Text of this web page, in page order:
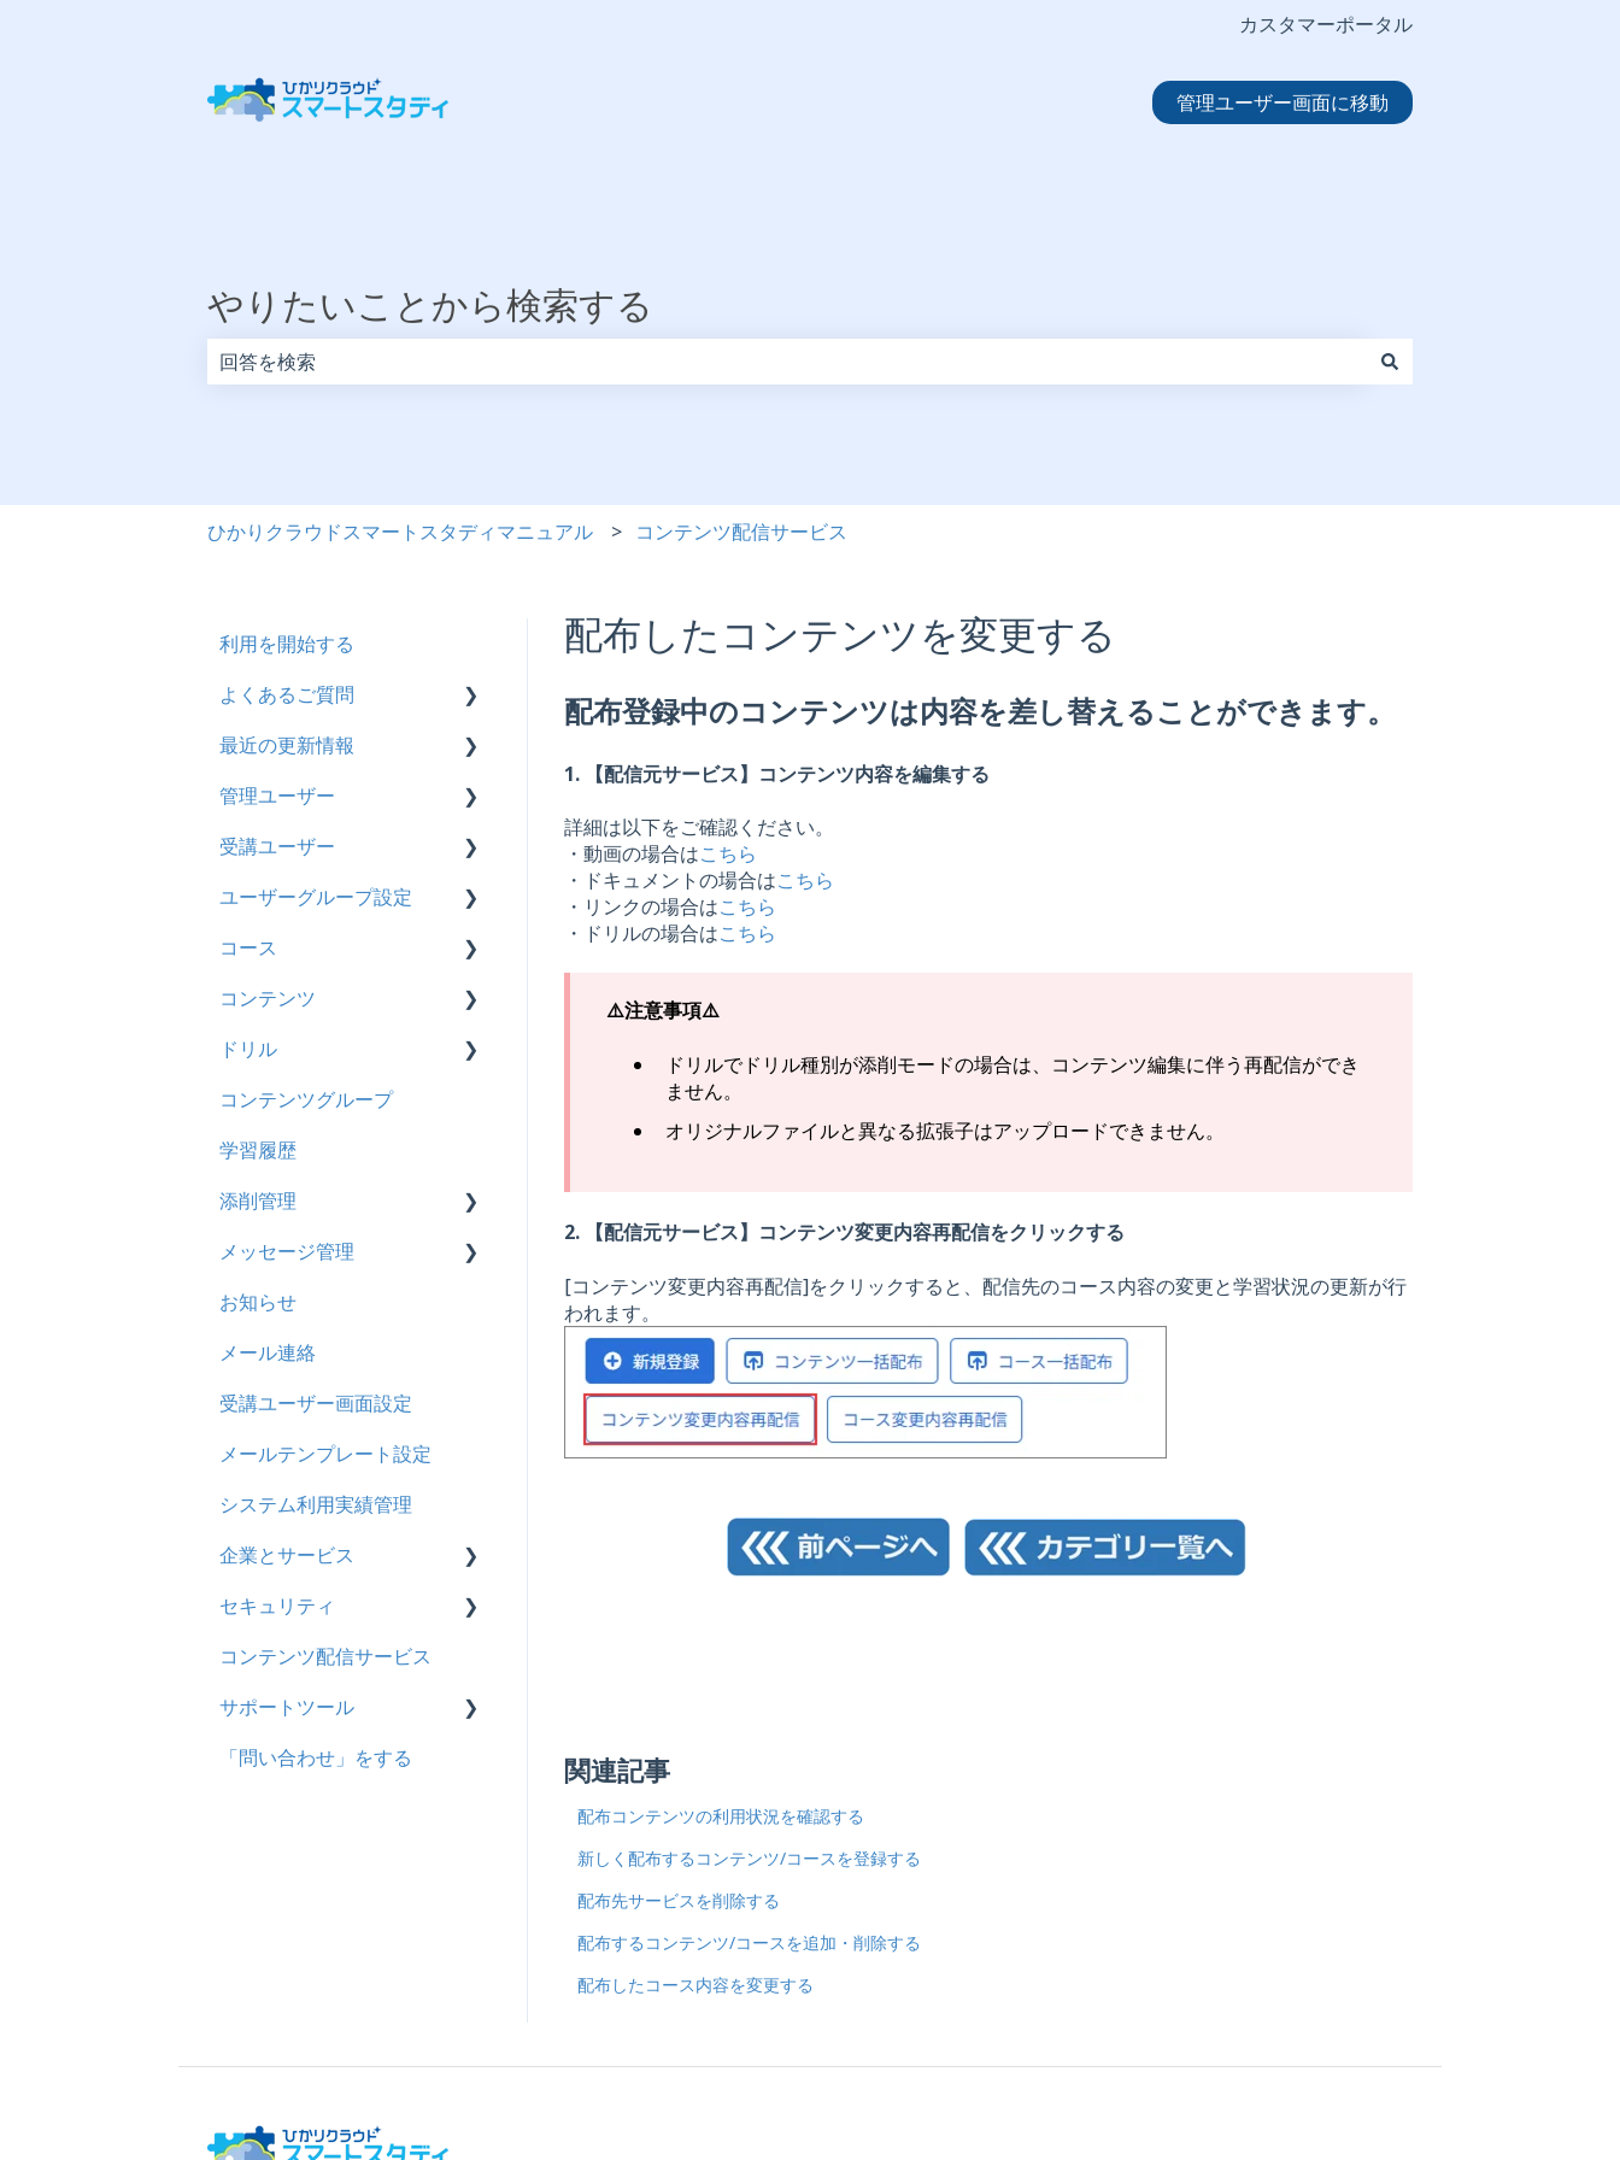
カスタマーポータル
管理ユーザー画面に移動
やりたいことから検索する
ひかりクラウドスマートスタディマニュアル コンテンツ配信サービス
配布したコンテンツを変更する
配布登録中のコンテンツは内容を差し替えることができます。
1. 【配信元サービス】コンテンツ内容を編集する
詳細は以下をご確認ください。
・動画の場合はこちら
・ドキュメントの場合はこちら
・リンクの場合はこちら
・ドリルの場合はこちら
⚠️注意事項⚠️
ドリルでドリル種別が添削モードの場合は、コンテンツ編集に伴う再配信ができ
ません。
オリジナルファイルと異なる拡張子はアップロードできません。
2. 【配信元サービス】コンテンツ変更内容再配信をクリックする
[コンテンツ変更内容再配信]をクリックすると、配信先のコース内容の変更と学習状況の更新が行
われます。
関連記事
配布コンテンツの利用状況を確認する
新しく配布するコンテンツ/コースを登録する
配布先サービスを削除する
配布するコンテンツ/コースを追加・削除する
配布したコース内容を変更する
利用を開始する
よくあるご質問
契約
トライアル
カスタマイズ
インターネット・セキュリ
ザー
履歴
コンテンツ
CSV
ドキュメント
ビデオ
ドリル
メール
メッセージ
お知らせ
多言語変換
助成金
最近の更新情報
2026年8月アップデート
2026年2月アップデート
2025年10月アップデート
2025年9月アップデート
2025年3月アップデート
2024年12月アップデート
2024年8月アップデート
2024年5月アップデート
2023年12月アップデート
2023年11月アップデート
2023年8月アップデート
2023年4月アップデート
管理ユーザー
管理ユーザーの統合につい
受講ユーザー
基本操作
【新レイアウト】受講ユー
編集について
ユーザーグループ設定
【新レイアウト】ユーザー
グループ設定
コース
基本操作
新レイアウト
旧レイアウト
コース詳細設定の参考
ストレスチェック
CSVについて
コンテンツ
ビデオ
ドキュメント
多言語表示
リンク
ドリル
概要
問題について
ドリルについて
【問題・ドリル】の参考
ドリルスキンについて
問題属性
コンテンツグループ
学習履歴
添削管理
概要
基本操作
採点権限のみを持ったユー
ユーザ
メッセージ管理
基本操作
リンクメッセージスレッド
お知らせ
メール連絡
受講ユーザー画面設定
メールテンプレート設定
システム利用実績管理
企業とサービス
用語の定義
企業について
統合ユーザーについて
サービスについて
セキュリティ
シングルサインオン設定
証明書認証
MFA(多要素認証)
コンテンツ配信サービス
サポートツール
基本操作
履歴を取得する
用する
「問い合わせ」をする